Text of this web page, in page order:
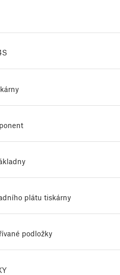
plátu tiskárny
podložky